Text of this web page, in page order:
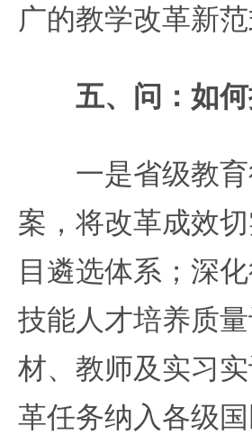
广的教学改革新范
五、问：如何
一是省级教育
案，将改革成效
目遴选体系；深
技能人才培养质
材、教师及实习
革任务纳入各级